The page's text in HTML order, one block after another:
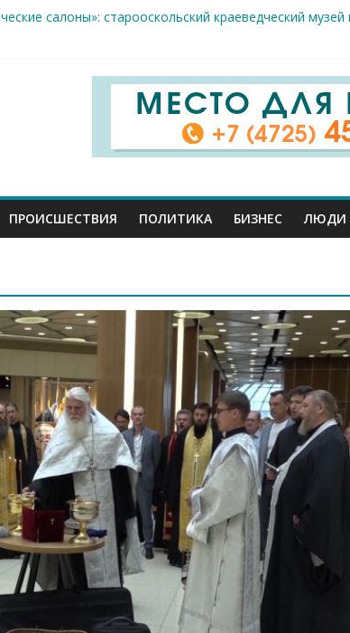
салоны»: старооскольский краеведческий
я раскрываемость особо тяжких преступлений: в
сердце: старооскольский тренер Георгий Золотых
по местам несанкционированной торговли: что и где
ПРОИСШЕСТВИЯ ПОЛИТИКА БИЗНЕС ЛЮДИ